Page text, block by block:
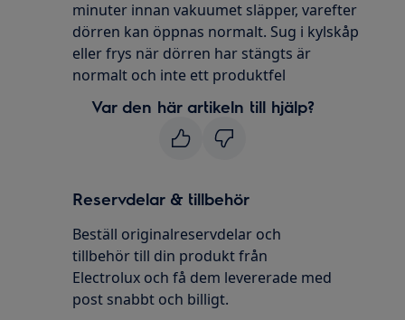
minuter innan vakuumet släpper, varefter
dörren kan öppnas normalt. Sug i kylskåp
eller frys när dörren har stängts är
normalt och inte ett produktfel
Var den här artikeln till hjälp?
Reservdelar & tillbehör
Beställ originalreservdelar och
tillbehör till din produkt från
Electrolux och få dem levererade med
post snabbt och billigt.